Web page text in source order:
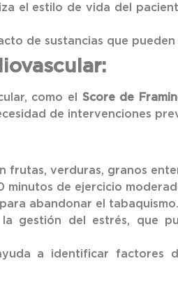
el estilo de vida del
de sustancias que
como el Score de
de intervenciones
frutas, verduras, granos
minutos de ejercicio
abandonar el tabaquismo.
la gestión del estrés, que
a identificar factores